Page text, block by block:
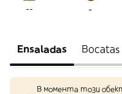
-- -
Ensaladas Bocatas
В момента този